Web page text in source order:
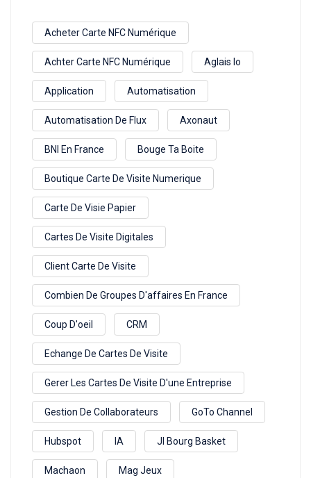
Acheter Carte NFC Numérique
Achter Carte NFC Numérique Aglais Io
Application Automatisation
Automatisation De Flux Axonaut
BNI En France Bouge Ta Boite
Boutique Carte De Visite Numerique
Carte De Visie Papier
Cartes De Visite Digitales
Client Carte De Visite
Combien De Groupes D'affaires En France
Coup D'oeil CRM
Echange De Cartes De Visite
Gerer Les Cartes De Visite D'une Entreprise
Gestion De Collaborateurs GoTo Channel
Hubspot IA Jl Bourg Basket
Machaon Mag Jeux